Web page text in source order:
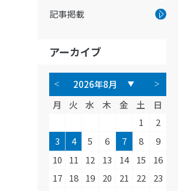
記事掲載
アーカイブ
月 火 水 木 金 土
日
1
2
3
4 5 6 7 8
9
10
11 12 13 14 15
16
17
18 19 20 21 22
23